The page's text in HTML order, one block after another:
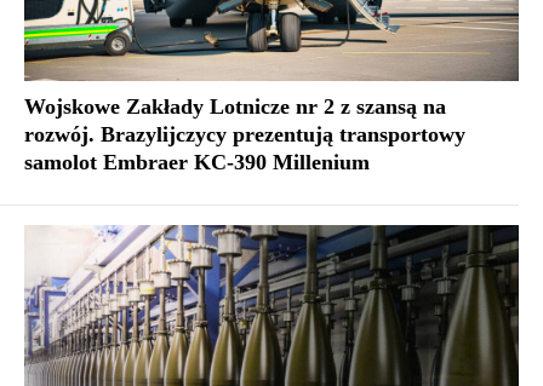
Wojskowe Zakłady Lotnicze nr 2 z szansą na
rozwój. Brazylijczycy prezentują transportowy
samolot Embraer KC-390 Millenium